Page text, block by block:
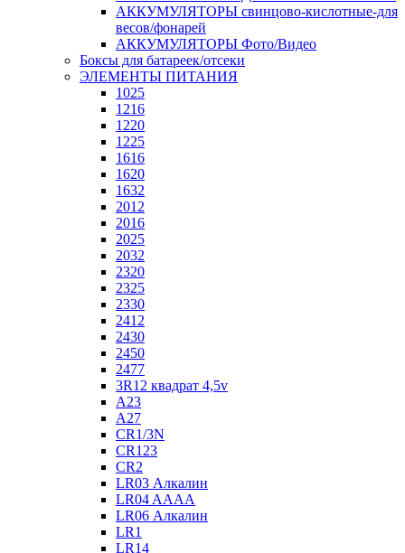
АККУМУЛЯТОРЫ свинцово-кислотные-для
весов/фонарей
АККУМУЛЯТОРЫ Фото/Видео
Боксы для батареек/отсеки
ЭЛЕМЕНТЫ ПИТАНИЯ
1025
1216
1220
1225
1616
1620
1632
2012
2016
2025
2032
2320
2325
2330
2412
2430
2450
2477
3R12 квадрат 4,5v
A23
A27
CR1/3N
CR123
CR2
LR03 Алкалин
LR04 AAAA
LR06 Алкалин
LR1
LR14